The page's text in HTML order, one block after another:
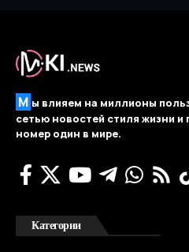
М ы влияем на миллионы
сетью новостей стиля жизни и
номер один в мире.
Категории